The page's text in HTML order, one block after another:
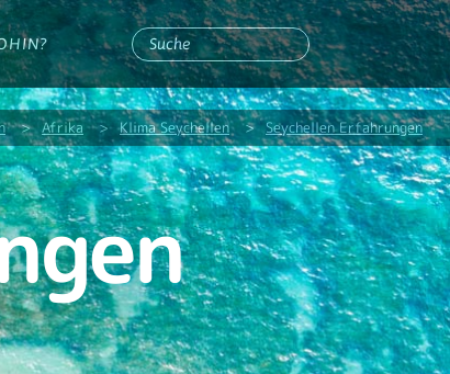
> Afrika > Klima Seychellen > Seychellen Erfahrungen